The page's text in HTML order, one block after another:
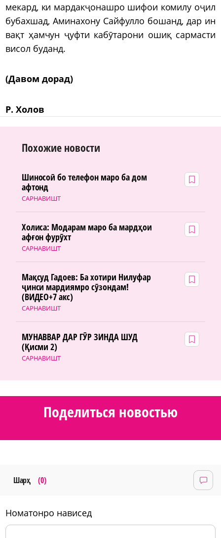
мекард, ки мардакҷонашро шифои комилу оҷил
бубахшад, Аминахону Сайфулло бошанд, дар ин
вақт ҳамчун ҷуфти кабӯтарони ошиқ сармасти
висол буданд.
(Давом дорад)
Р. Холов
Похожие новости
САРНАВИШТ
Шиносоӣ бо телефон маро ба дом
афтонд
САРНАВИШТ
Холиса: Модарам маро ба мардҳои
афғон фурӯхт
САРНАВИШТ
Мақсуд Гадоев: Ба хотири Нилуфар
ҷинси мардиямро сӯзондам!
(ВИДЕО+7 акс)
САРНАВИШТ
МУНАВВАР ДАР ГӮР ЗИНДА ШУД
(Қисми 2)
Поделиться новостью
Шарҳ (0)
номатонро нависед